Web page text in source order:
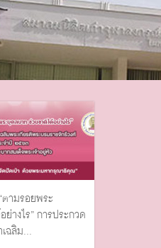
ามรอยพระ
างไร” การประกวด
ฉลิม...